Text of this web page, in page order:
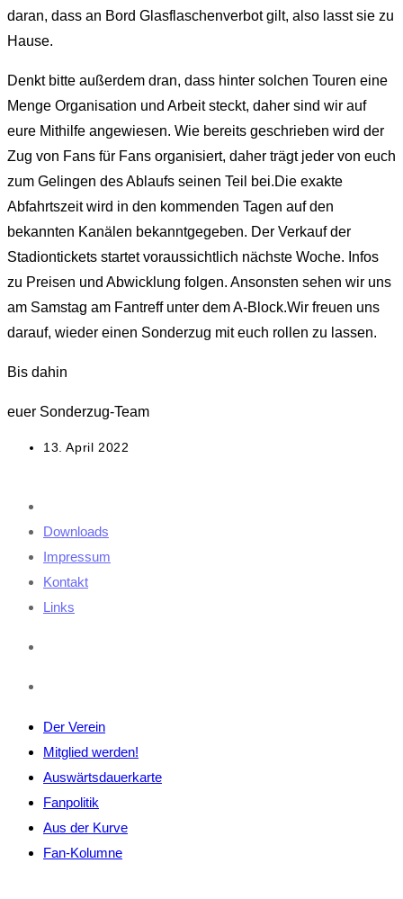
daran, dass an Bord Glasflaschenverbot gilt, also lasst sie zu
Hause.
Denkt bitte außerdem dran, dass hinter solchen Touren eine
Menge Organisation und Arbeit steckt, daher sind wir auf
eure Mithilfe angewiesen. Wie bereits geschrieben wird der
Zug von Fans für Fans organisiert, daher trägt jeder von euch
zum Gelingen des Ablaufs seinen Teil bei.Die exakte
Abfahrtszeit wird in den kommenden Tagen auf den
bekannten Kanälen bekanntgegeben. Der Verkauf der
Stadiontickets startet voraussichtlich nächste Woche. Infos
zu Preisen und Abwicklung folgen. Ansonsten sehen wir uns
am Samstag am Fantreff unter dem A-Block.Wir freuen uns
darauf, wieder einen Sonderzug mit euch rollen zu lassen.
Bis dahin
euer Sonderzug-Team
Beitrag
13. April 2022
Downloads
Impressum
Kontakt
Links
Der Verein
Mitglied werden!
Auswärtsdauerkarte
Fanpolitik
Aus der Kurve
Fan-Kolumne